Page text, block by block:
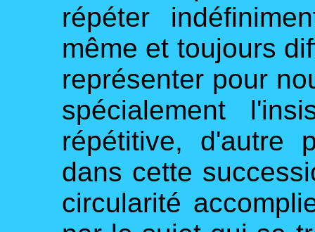
répéter
même et toujours
représenter pour
spécialement
répétitive, d'autre
dans cette
circularité